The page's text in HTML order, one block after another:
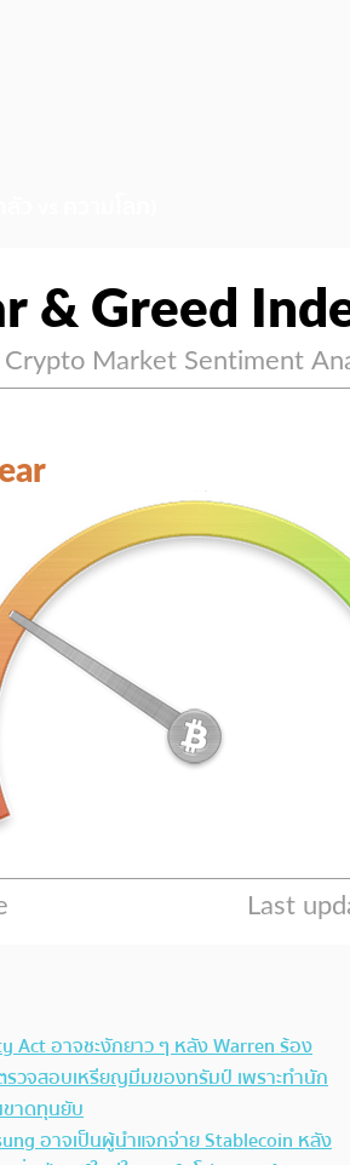
Act อาจชะงักยาว ๆ หลัง Warren ร้อง
รวจสอบเหรียญมีมของทรัมป์ เพราะทำนัก
าดทุนยับ
อาจเป็นผู้นำแจกจ่าย Stablecoin หลัง